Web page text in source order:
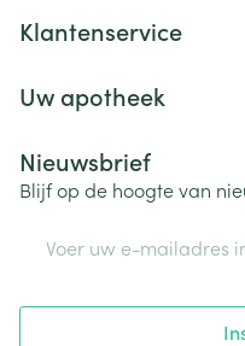
Klantenservice
Uw apotheek
Nieuwsbrief
Blijf op de hoogte van